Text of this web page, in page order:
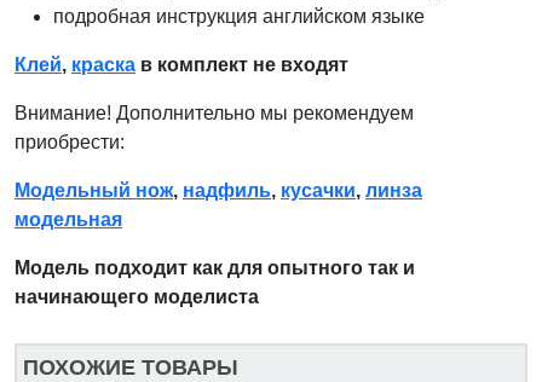
подробная инструкция английском языке
Клей, краска в комплект не входят
Внимание! Дополнительно мы рекомендуем
приобрести:
Модельный нож, надфиль, кусачки, линза
модельная
Модель подходит как для опытного так и
начинающего моделиста
ПОХОЖИЕ ТОВАРЫ